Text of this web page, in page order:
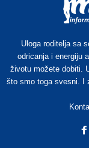
Uloga roditelja sa
odricanja i energiju
životu možete dobiti.
što smo toga svesni. I